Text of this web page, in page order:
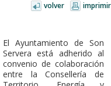
volver imprimir
El Ayuntamiento de Son
Servera está adherido al
convenio de colaboración
entre la Consellería de